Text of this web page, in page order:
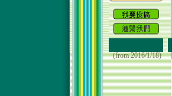
(from 2016/1/18)